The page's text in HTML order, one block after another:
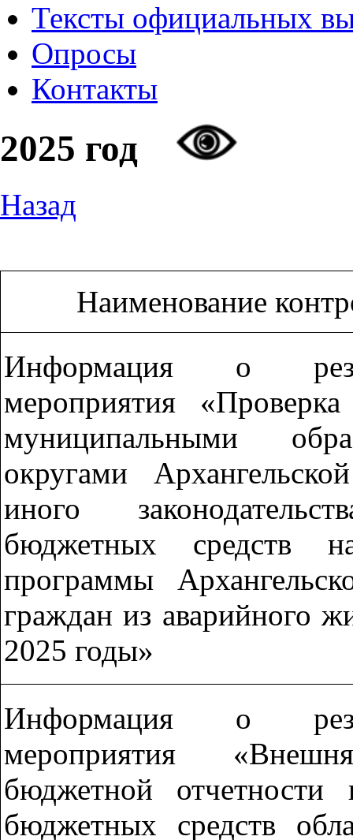
Тексты официальных
Опросы
Контакты
2025 год
Назад
Наименование
Информация о
мероприятия
муниципальными
округами
иного
бюджетных средств
программы
граждан из аварийного
2025 годы»
Информация о
мероприятия
бюджетной отчетности
бюджетных средств